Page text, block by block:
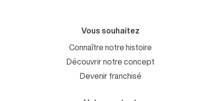
Vous souhaitez
Connaître notre histoire
Découvrir notre concept
Devenir franchisé